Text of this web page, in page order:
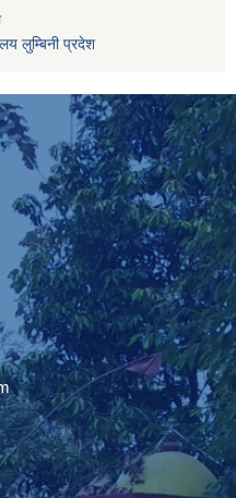
लुम्बिनी प्रदेश